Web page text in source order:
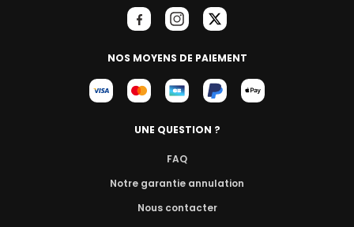
NOS MOYENS DE PAIEMENT
UNE QUESTION ?
FAQ
Notre garantie annulation
Nous contacter